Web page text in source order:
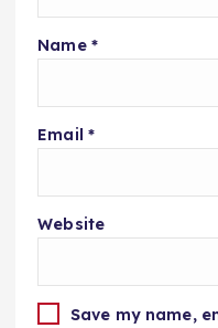
Name *
Email *
Website
Save my name,